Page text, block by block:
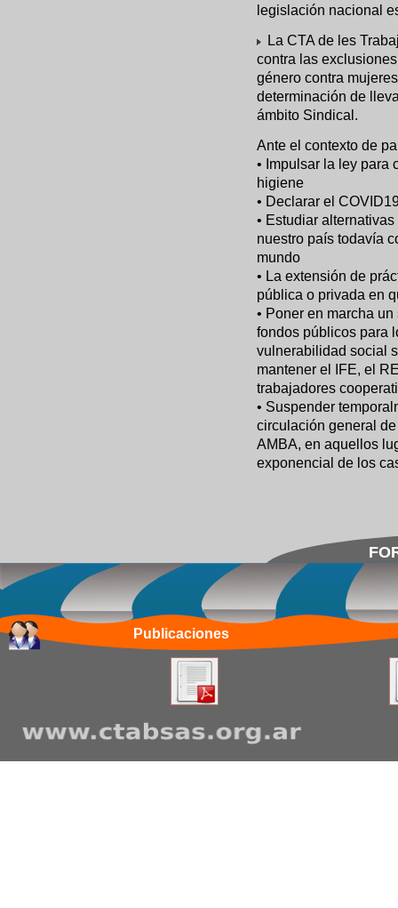
legislación nacional
La CTA de les
contra las
género contra
determinación de
ámbito Sindical.
Ante el contexto de
• Impulsar la ley para
higiene
• Declarar el
• Estudiar
nuestro país todavía
mundo
• La extensión de
pública o privada en
• Poner en marcha
fondos públicos para
vulnerabilidad social
mantener el IFE, el
trabajadores
• Suspender
circulación general
AMBA, en aquellos
exponencial de los
Publicaciones